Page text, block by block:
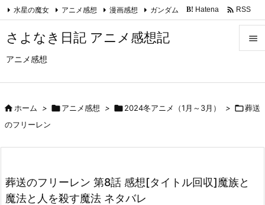
さよなき日記 アニメ感想記
アニメ感想

サイ

水星の魔女 アニメ感想 漫画感想 ガンダム B! Hatena  RSS
ホーム > アニメ感想 > 2024冬アニメ（1月～3月） > 葬送
のフリーレン
葬送のフリーレン 第8話 感想[タイトル回収]魔族と
魔法と人を殺す魔法 ネタバレ